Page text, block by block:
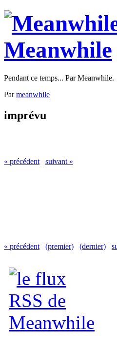
Pendant ce temps... Par Meanwhile.
Parmeanwhile
imprévu
« précédent suivant »
« précédent (premier) (dernier)